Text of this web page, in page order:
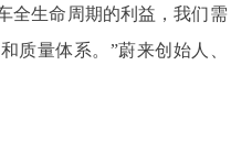
全生命周期的利益，我们需
质量体系。”蔚来创始人、